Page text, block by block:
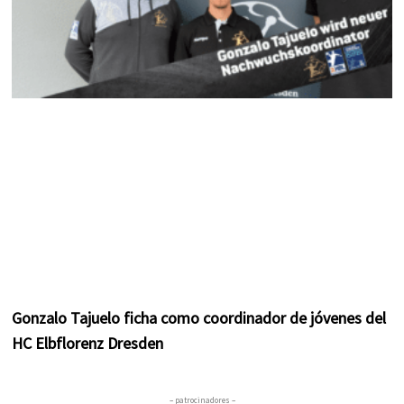
Gonzalo Tajuelo ficha como coordinador de jóvenes del
HC Elbflorenz Dresden
– patrocinadores –